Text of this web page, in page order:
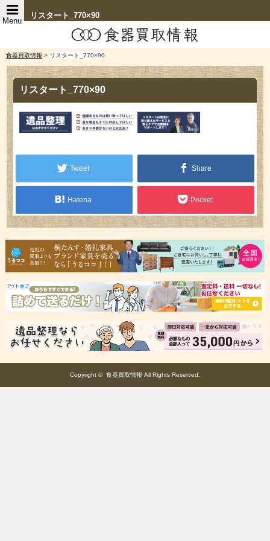
リスタート_770×90
Menu
食器買取情報 > リスタート_770×90
リスタート_770×90
Tweet Share
Hatena Pocket
Copyright © 食器買取情報 All Rights Reserved.